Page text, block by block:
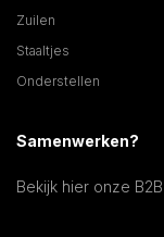
Zuilen
Staaltjes
Onderstellen
Samenwerken?
Bekijk hier onze